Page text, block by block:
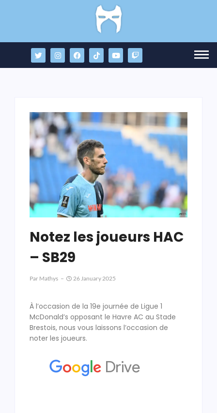
Notez les joueurs HAC
– SB29
Par Mathys 26 January 2025
À l’occasion de la 19e journée de Ligue 1
McDonald’s opposant le Havre AC au Stade
Brestois, nous vous laissons l’occasion de
noter les joueurs.